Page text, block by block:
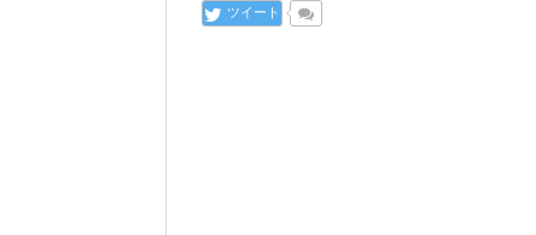
ツイート